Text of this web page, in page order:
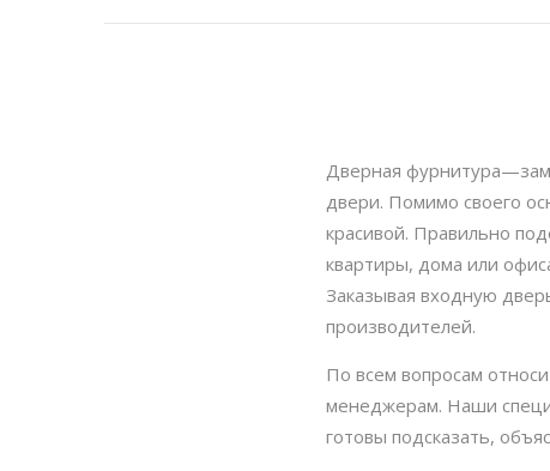
Дверная
двери. Помимо своего
красивой. Правильно
квартиры, дома или
Заказывая входную
производителей.
По всем вопросам
менеджерам. Наши
готовы подсказать,